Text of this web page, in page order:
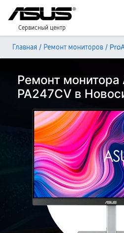
Сервисный центр
Главная / Ремонт мониторов /
Ремонт монитора
PA247CV в